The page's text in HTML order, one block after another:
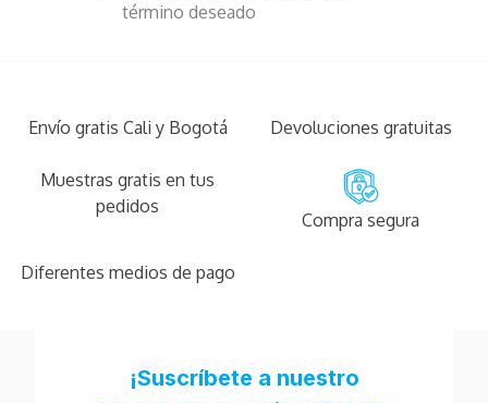
término deseado
Envío gratis Cali y Bogotá Devoluciones gratuitas
Muestras gratis en tus
pedidos
Compra segura
Diferentes medios de pago